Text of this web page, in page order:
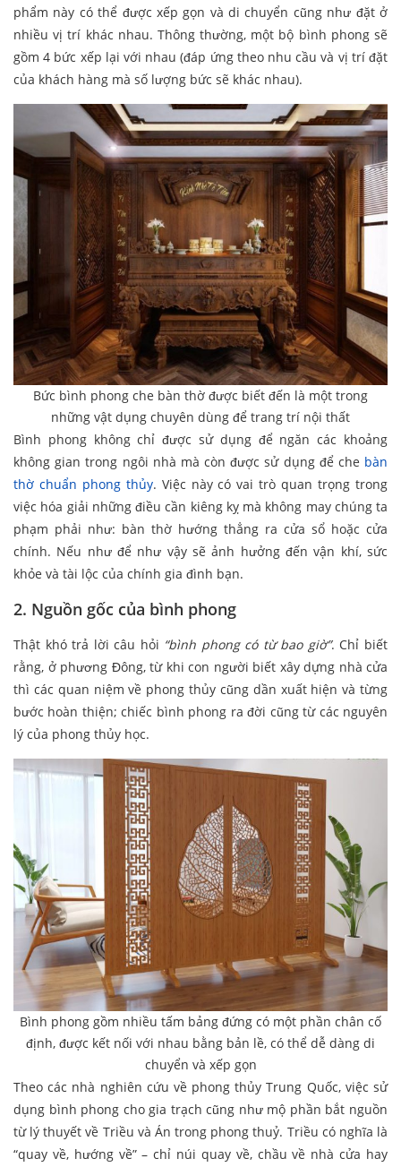
phẩm này có thể được xếp gọn và di chuyển cũng như đặt ở
nhiều vị trí khác nhau. Thông thường, một bộ bình phong sẽ
gồm 4 bức xếp lại với nhau (đáp ứng theo nhu cầu và vị trí đặt
của khách hàng mà số lượng bức sẽ khác nhau).
Bức bình phong che bàn thờ được biết đến là một trong
những vật dụng chuyên dùng để trang trí nội thất
Bình phong không chỉ được sử dụng để ngăn các khoảng
không gian trong ngôi nhà mà còn được sử dụng để che bàn
thờ chuẩn phong thủy. Việc này có vai trò quan trọng trong
việc hóa giải những điều cần kiêng kỵ mà không may chúng ta
phạm phải như: bàn thờ hướng thẳng ra cửa sổ hoặc cửa
chính. Nếu như để như vậy sẽ ảnh hưởng đến vận khí, sức
khỏe và tài lộc của chính gia đình bạn.
2. Nguồn gốc của bình phong
Thật khó trả lời câu hỏi “bình phong có từ bao giờ”. Chỉ biết
rằng, ở phương Đông, từ khi con người biết xây dựng nhà cửa
thì các quan niệm về phong thủy cũng dần xuất hiện và từng
bước hoàn thiện; chiếc bình phong ra đời cũng từ các nguyên
lý của phong thủy học.
Bình phong gồm nhiều tấm bảng đứng có một phần chân cố
định, được kết nối với nhau bằng bản lề, có thể dễ dàng di
chuyển và xếp gọn
Theo các nhà nghiên cứu về phong thủy Trung Quốc, việc sử
dụng bình phong cho gia trạch cũng như mộ phần bắt nguồn
từ lý thuyết về Triều và Án trong phong thuỷ. Triều có nghĩa là
“quay về, hướng về” – chỉ núi quay về, chầu về nhà cửa hay